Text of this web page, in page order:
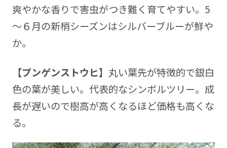
爽やかな香りで害虫がつき難く育てやすい。5
～６月の新梢シーズンはシルバーブルーが鮮や
か。
【プンゲンストウヒ】 丸い葉先が特徴的で銀白
色の葉が美しい。代表的なシンボルツリー。成
長が遅いので樹高が高くなるほど価格も高くな
る。